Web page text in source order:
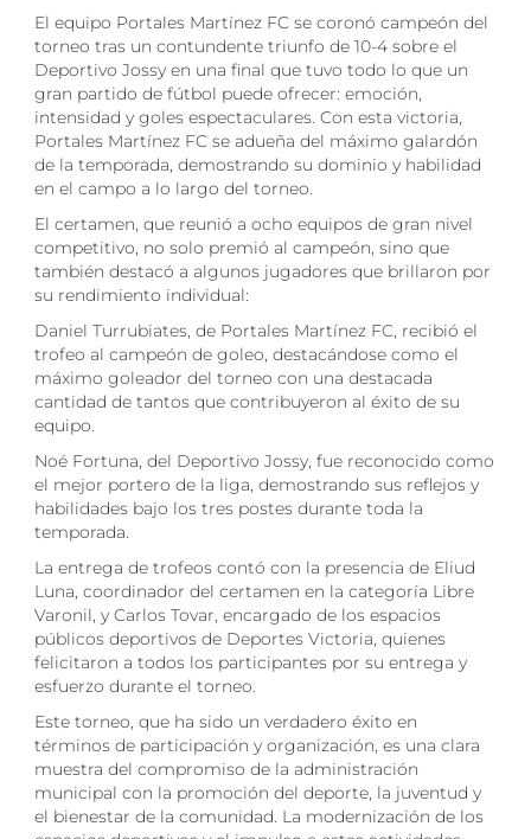
El equipo Portales Martínez FC se coronó campeón del
torneo tras un contundente triunfo de 10-4 sobre el
Deportivo Jossy en una final que tuvo todo lo que un
gran partido de fútbol puede ofrecer: emoción,
intensidad y goles espectaculares. Con esta victoria,
Portales Martínez FC se adueña del máximo galardón
de la temporada, demostrando su dominio y habilidad
en el campo a lo largo del torneo.
El certamen, que reunió a ocho equipos de gran nivel
competitivo, no solo premió al campeón, sino que
también destacó a algunos jugadores que brillaron por
su rendimiento individual:
Daniel Turrubiates, de Portales Martínez FC, recibió el
trofeo al campeón de goleo, destacándose como el
máximo goleador del torneo con una destacada
cantidad de tantos que contribuyeron al éxito de su
equipo.
Noé Fortuna, del Deportivo Jossy, fue reconocido como
el mejor portero de la liga, demostrando sus reflejos y
habilidades bajo los tres postes durante toda la
temporada.
La entrega de trofeos contó con la presencia de Eliud
Luna, coordinador del certamen en la categoría Libre
Varonil, y Carlos Tovar, encargado de los espacios
públicos deportivos de Deportes Victoria, quienes
felicitaron a todos los participantes por su entrega y
esfuerzo durante el torneo.
Este torneo, que ha sido un verdadero éxito en
términos de participación y organización, es una clara
muestra del compromiso de la administración
municipal con la promoción del deporte, la juventud y
el bienestar de la comunidad. La modernización de los